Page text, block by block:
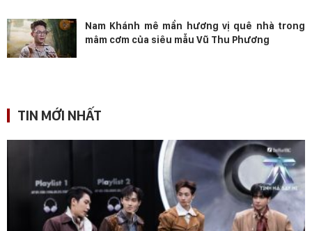
Nam Khánh mê mẩn hương vị quê nhà trong
mâm cơm của siêu mẫu Vũ Thu Phương
TIN MỚI NHẤT